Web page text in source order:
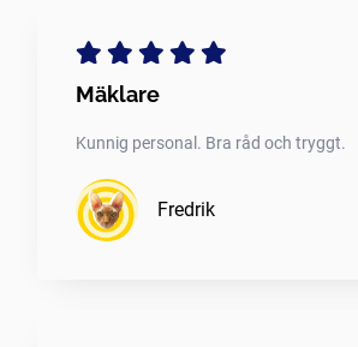
Mäklare
Kunnig personal. Bra råd och tryggt.
Fredrik